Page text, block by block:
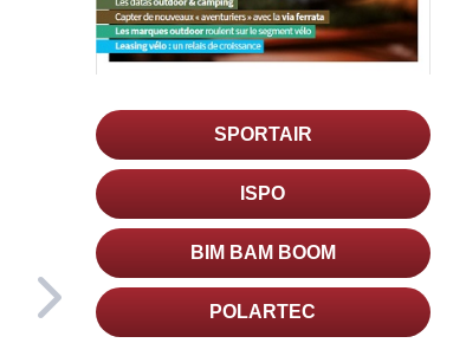
SPORTAIR
ISPO
BIM BAM BOOM
POLARTEC